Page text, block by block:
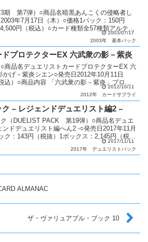
期 第7弾）○商品名暗黒あんこくの侵略者し
年7月17日（木）○価格1パック：150円
円（税込）○カード種類全57種類アルティ
2003/07/17
2003年
基本パック
プロテクターEX 六武衆の影－紫炎
商品名デュエリストカードプロテクターEX 六
げ－紫炎シエン○発売日2012年10月11日
込）○商品内容 「六武衆の影－紫炎」プロテ
2012/10/11
2012年
カードサプライ
– レジェンドデュエリスト編2 –
（DUELIST PACK 第19弾）○商品名デュエ
ンドデュエリスト編へん2 -○発売日2017年11月
ク：143円（税抜）1ボックス：2,145円（税
2017/11/11
2017年
デュエリストパック
ALMANAC
ザ・ヴァリュアブル・ブック 10